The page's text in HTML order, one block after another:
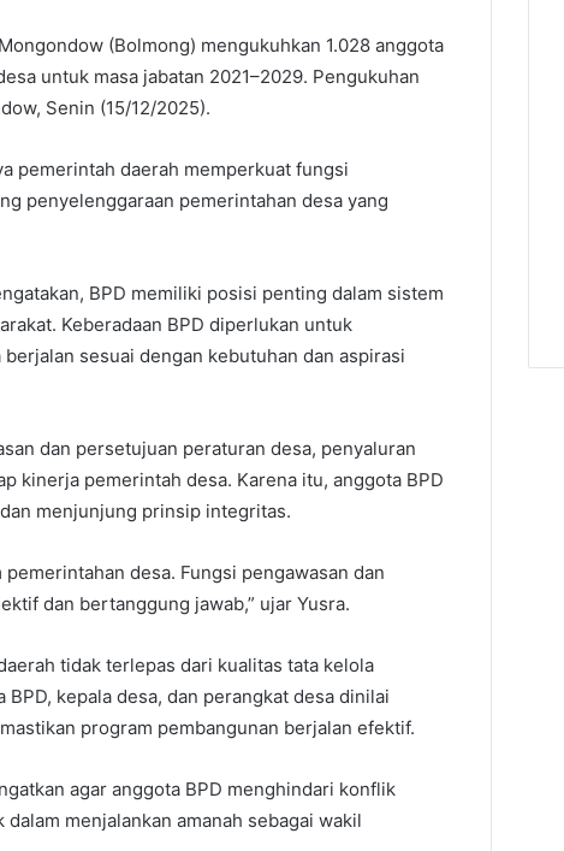
(Bolmong) mengukuhkan 1.028 anggota
untuk masa jabatan 2021–2029. Pengukuhan
Senin (15/12/2025).
pemerintah daerah memperkuat fungsi
penyelenggaraan pemerintahan desa yang
BPD memiliki posisi penting dalam sistem
Keberadaan BPD diperlukan untuk
sesuai dengan kebutuhan dan aspirasi
dan persetujuan peraturan desa, penyaluran
kinerja pemerintah desa. Karena itu, anggota BPD
menjunjung prinsip integritas.
desa. Fungsi pengawasan dan
dan bertanggung jawab,” ujar Yusra.
tidak terlepas dari kualitas tata kelola
kepala desa, dan perangkat desa dinilai
program pembangunan berjalan efektif.
agar anggota BPD menghindari konflik
menjalankan amanah sebagai wakil